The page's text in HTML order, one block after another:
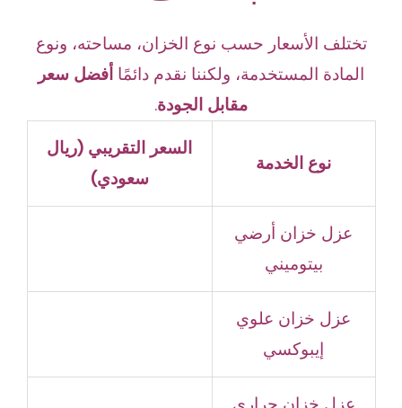
تختلف الأسعار حسب نوع الخزان، مساحته، ونوع
المادة المستخدمة، ولكننا نقدم دائمًا أفضل سعر
مقابل الجودة.
نوع الخدمة
السعر التقريبي (ريال
سعودي)
عزل خزان أرضي
بيتوميني
عزل خزان علوي
إيبوكسي